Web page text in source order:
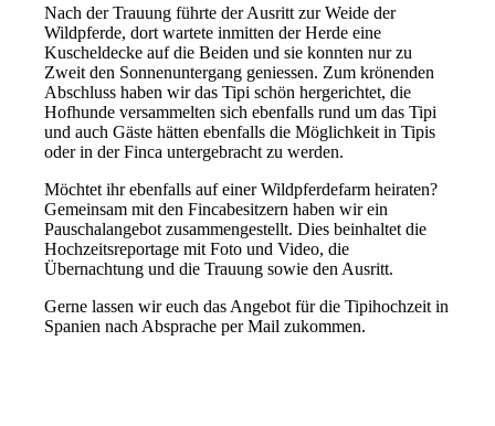
Nach der Trauung führte der Ausritt zur Weide der
Wildpferde, dort wartete inmitten der Herde eine
Kuscheldecke auf die Beiden und sie konnten nur zu
Zweit den Sonnenuntergang geniessen. Zum krönenden
Abschluss haben wir das Tipi schön hergerichtet, die
Hofhunde versammelten sich ebenfalls rund um das Tipi
und auch Gäste hätten ebenfalls die Möglichkeit in Tipis
oder in der Finca untergebracht zu werden.
Möchtet ihr ebenfalls auf einer Wildpferdefarm heiraten?
Gemeinsam mit den Fincabesitzern haben wir ein
Pauschalangebot zusammengestellt. Dies beinhaltet die
Hochzeitsreportage mit Foto und Video, die
Übernachtung und die Trauung sowie den Ausritt.
Gerne lassen wir euch das Angebot für die Tipihochzeit in
Spanien nach Absprache per Mail zukommen.